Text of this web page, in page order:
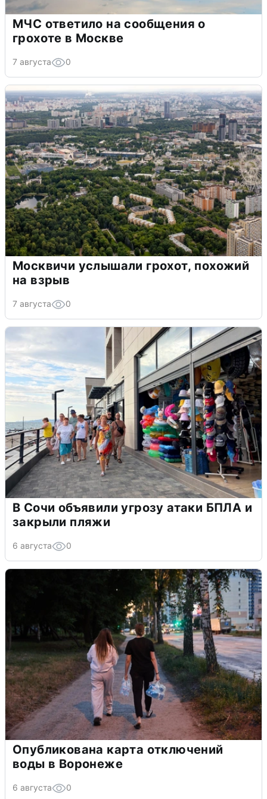
МЧС ответило на сообщения о
грохоте в Москве
7 августа 0
Москвичи услышали грохот, похожий
на взрыв
7 августа 0
В Сочи объявили угрозу атаки БПЛА и
закрыли пляжи
6 августа 0
Опубликована карта отключений
воды в Воронеже
6 августа 0